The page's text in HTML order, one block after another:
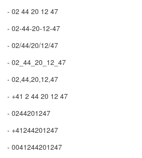
- 02 44 20 12 47
- 02-44-20-12-47
- 02/44/20/12/47
- 02_44_20_12_47
- 02,44,20,12,47
- +41 2 44 20 12 47
- 0244201247
- +41244201247
- 0041244201247